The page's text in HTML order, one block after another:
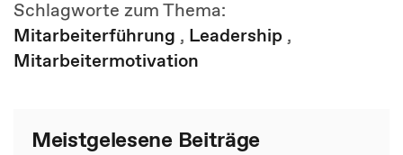
Schlagworte zum Thema:
Mitarbeiterführung , Leadership ,
Mitarbeitermotivation
Meistgelesene Beiträge